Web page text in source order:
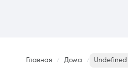
Главная Дома Undefined